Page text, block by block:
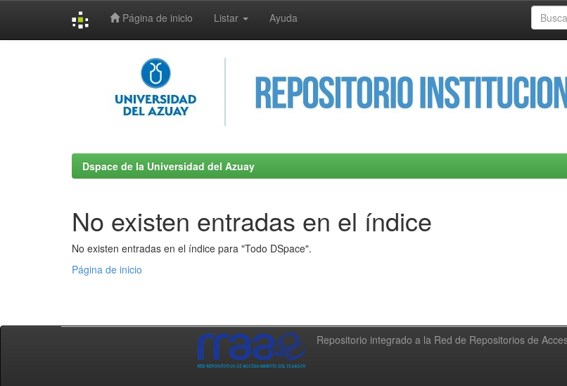
Página de inicio Listar Ayuda
Dspace de la Universidad del Azuay
No existen entradas en el índice
No existen entradas en el índice para "Todo DSpace".
Página de inicio
Repositorio integrado a la Red de Repositorios de